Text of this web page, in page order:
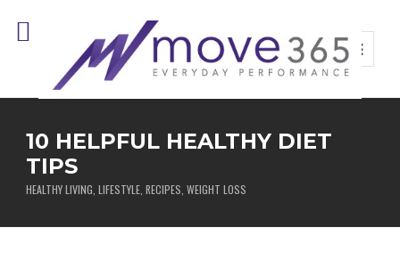
10 HELPFUL HEALTHY DIET
TIPS
HEALTHY LIVING ,LIFESTYLE ,RECIPES ,WEIGHT LOSS